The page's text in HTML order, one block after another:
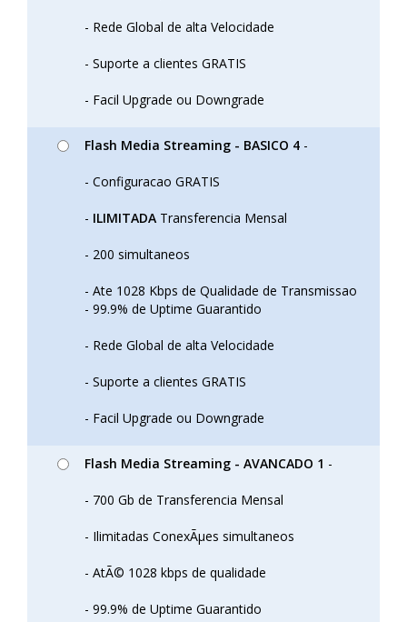
- Rede Global de alta Velocidade
- Suporte a clientes GRATIS
- Facil Upgrade ou Downgrade
Flash Media Streaming - BASICO 4 -
- Configuracao GRATIS
- ILIMITADA Transferencia Mensal
- 200 simultaneos
- Ate 1028 Kbps de Qualidade de Transmissao
- 99.9% de Uptime Guarantido
- Rede Global de alta Velocidade
- Suporte a clientes GRATIS
- Facil Upgrade ou Downgrade
Flash Media Streaming - AVANCADO 1 -
- 700 Gb de Transferencia Mensal
- Ilimitadas ConexÃµes simultaneos
- AtÃ© 1028 kbps de qualidade
- 99.9% de Uptime Guarantido